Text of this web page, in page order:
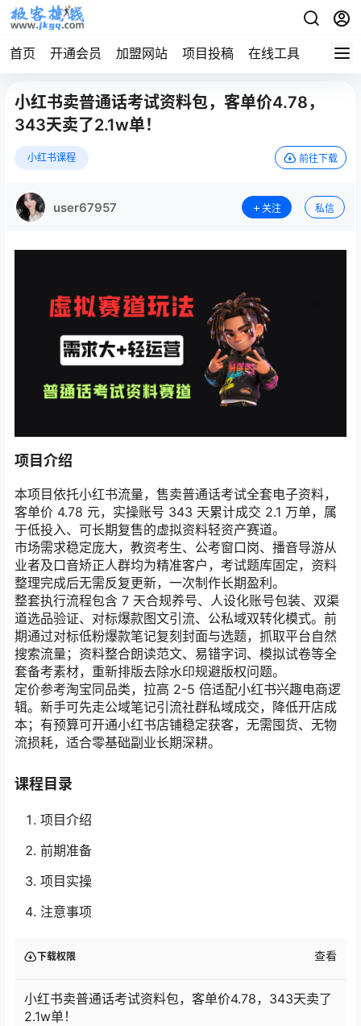
首页 开通会员 加盟网站 项目投稿 在线工具 地址发
小红书卖普通话考试资料包，客单价4.78，
343天卖了2.1w单！
小红书课程 前往下载
user67957 关注 私信
项目介绍
本项目依托小红书流量，售卖普通话考试全套电子资料，
客单价 4.78 元，实操账号 343 天累计成交 2.1 万单，属
于低投入、可长期复售的虚拟资料轻资产赛道。
市场需求稳定庞大，教资考生、公考窗口岗、播音导游从
业者及口音矫正人群均为精准客户，考试题库固定，资料
整理完成后无需反复更新，一次制作长期盈利。
整套执行流程包含 7 天合规养号、人设化账号包装、双渠
道选品验证、对标爆款图文引流、公私域双转化模式。前
期通过对标低粉爆款笔记复刻封面与选题，抓取平台自然
搜索流量；资料整合朗读范文、易错字词、模拟试卷等全
套备考素材，重新排版去除水印规避版权问题。
定价参考淘宝同品类，拉高 2-5 倍适配小红书兴趣电商逻
辑。新手可先走公域笔记引流社群私域成交，降低开店成
本；有预算可开通小红书店铺稳定获客，无需囤货、无物
流损耗，适合零基础副业长期深耕。
课程目录
项目介绍
前期准备
项目实操
注意事项
下载权限 查看
小红书卖普通话考试资料包，客单价4.78，343天卖了
2.1w单！